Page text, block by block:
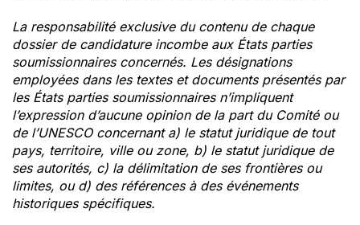
La responsabilité exclusive du contenu de chaque
dossier de candidature incombe aux États parties
soumissionnaires concernés. Les désignations
employées dans les textes et documents présentés par
les États parties soumissionnaires n’impliquent
l’expression d’aucune opinion de la part du Comité ou
de l’UNESCO concernant a) le statut juridique de tout
pays, territoire, ville ou zone, b) le statut juridique de
ses autorités, c) la délimitation de ses frontières ou
limites, ou d) des références à des événements
historiques spécifiques.